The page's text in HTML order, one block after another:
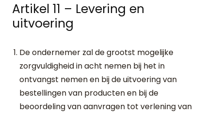
Artikel 11 – Levering en
uitvoering
De ondernemer zal de grootst mogelijke
zorgvuldigheid in acht nemen bij het in
ontvangst nemen en bij de uitvoering van
bestellingen van producten en bij de
beoordeling van aanvragen tot verlening van